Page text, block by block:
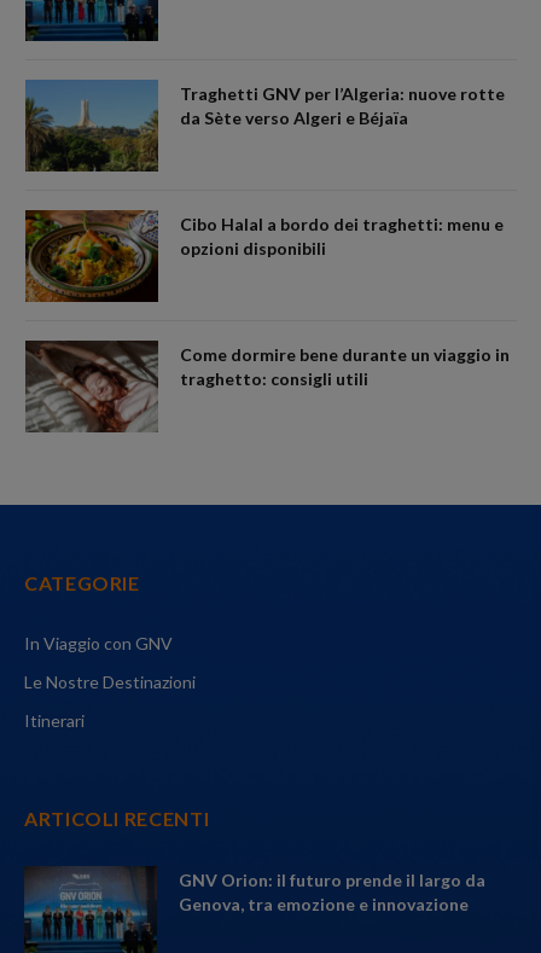
Traghetti GNV per l’Algeria: nuove rotte
da Sète verso Algeri e Béjaïa
Cibo Halal a bordo dei traghetti: menu e
opzioni disponibili
Come dormire bene durante un viaggio in
traghetto: consigli utili
CATEGORIE
In Viaggio con GNV
Le Nostre Destinazioni
Itinerari
ARTICOLI RECENTI
GNV Orion: il futuro prende il largo da
Genova, tra emozione e innovazione